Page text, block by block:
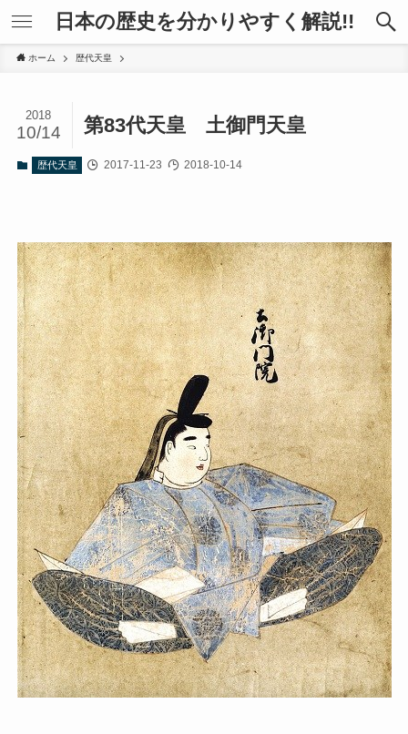
日本の歴史を分かりやすく解説!!
ホーム 歴代天皇
第83代天皇 土御門天皇
2018
10/14
歴代天皇 2017-11-23 2018-10-14